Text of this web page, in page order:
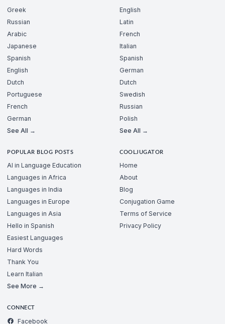
Greek
Russian
Arabic
Japanese
Spanish
English
Dutch
Portuguese
French
German
See All →
English
Latin
French
Italian
Spanish
German
Dutch
Swedish
Russian
Polish
See All →
POPULAR BLOG POSTS
AI in Language Education
Languages in Africa
Languages in India
Languages in Europe
Languages in Asia
Hello in Spanish
Easiest Languages
Hard Words
Thank You
Learn Italian
See More →
COOLJUGATOR
Home
About
Blog
Conjugation Game
Terms of Service
Privacy Policy
CONNECT
Facebook